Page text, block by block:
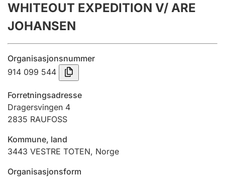
Årsregnskap
Innsending og forsinkelsesgebyr
Tinglysing
Jeger
Betaling og jegeravgiftskort
Ektepaktveileder
WHITEOUT EXPEDITION V/ ARE
JOHANSEN
Organisasjonsnummer
914 099 544
Forretningsadresse
Dragersvingen 4
2835 RAUFOSS
Kommune, land
3443 VESTRE TOTEN, Norge
Organisasjonsform